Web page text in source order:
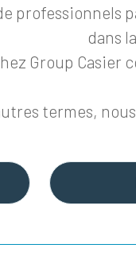
professionnels
dans
Group
termes,